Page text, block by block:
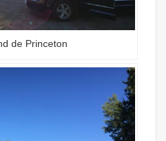
de Princeton